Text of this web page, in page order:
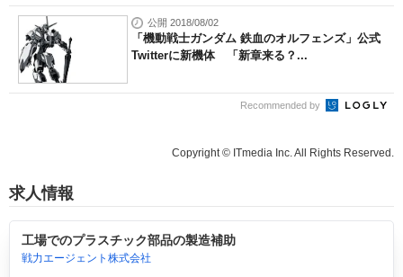
公開 2018/08/02
「機動戦士ガンダム 鉄血のオルフェンズ」公式
Twitterに新機体 「新章来る？...
Recommended by
Copyright © ITmedia Inc. All Rights Reserved.
求人情報
工場でのプラスチック部品の製造補助
戦力エージェント株式会社